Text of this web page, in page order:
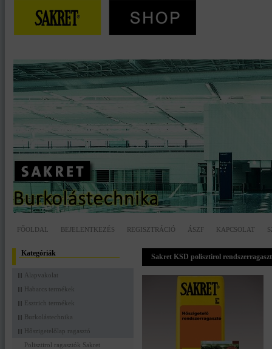
FŐOLDAL BEJELENTKEZÉS REGISZTRÁCIÓ ÁSZF KAPCSOLAT
Kategóriák
Alapvakolat
Habarcs termékek
Esztrich termékek
Burkolástechnika
Hőszigetelőlap ragasztó
Polisztirol ragasztók Sakret
Sakret KSD polisztirol